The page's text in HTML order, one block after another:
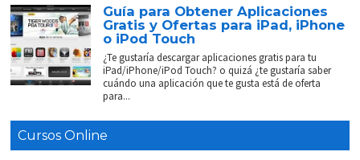
Guía para Obtener Aplicaciones
Gratis y Ofertas para iPad, iPhone
o iPod Touch
¿Te gustaría descargar aplicaciones gratis para tu
iPad/iPhone/iPod Touch? o quizá ¿te gustaría saber
cuándo una aplicación que te gusta está de oferta
para...
Cursos Online